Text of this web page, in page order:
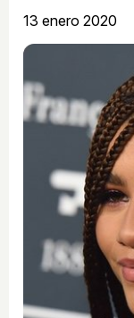
13 enero 2020